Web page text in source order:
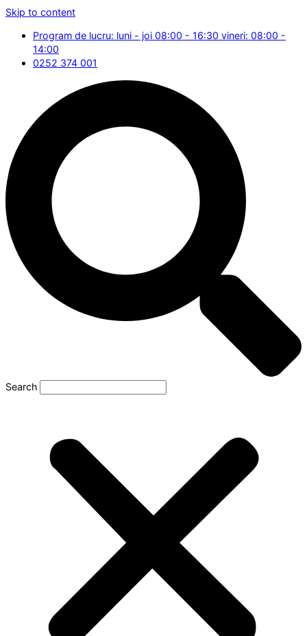
Skip to content
Program de lucru: luni - joi 08:00 - 16:30 vineri: 08:00 -
14:00
0252 374 001
Search